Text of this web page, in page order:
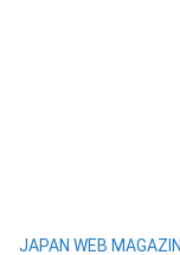
JAPAN WEB